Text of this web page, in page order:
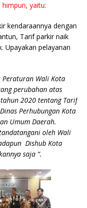
yaitu:
kendaraannya dengan
Tarif parkir naik
Upayakan pelayanan
Wali Kota
perubahan atas
2020 tentang Tarif
Perhubungan Kota
Umum Daerah.
oleh Wali
Dishub Kota
saja “.